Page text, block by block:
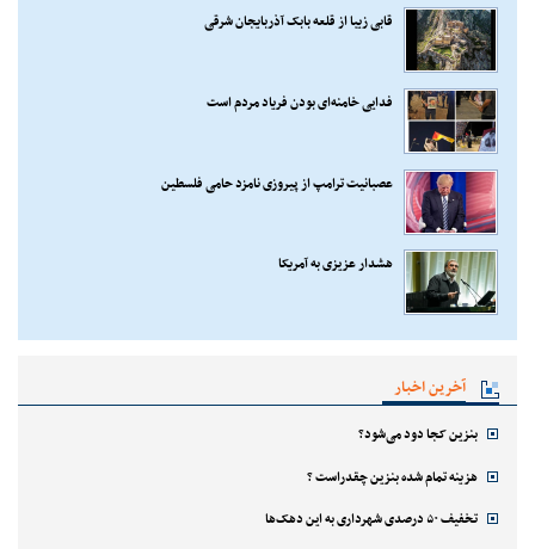
قابی زیبا از قلعه بابک آذربایجان شرقی
فدایی خامنه‌ای بودن فریاد مردم است
عصبانیت ترامپ از پیروزی نامزد حامی فلسطین
هشدار عزیزی به آمریکا
آخرین اخبار
بنزین کجا دود می‌شود؟
هزینه تمام شده بنزین چقدراست ؟
تخفیف ۵۰ درصدی شهرداری به این دهک‌ها